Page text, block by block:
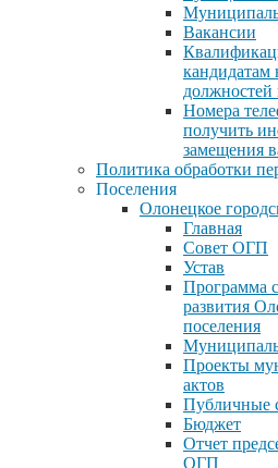
Вакансии
кандидатам
Номера
получить
замещения
Политика обработки
Поселения
Олонецкое
Главная
Совет ОГП
Устав
Программа
развития
поселения
Проекты
актов
Публичные
Бюджет
Отчет
ОГП